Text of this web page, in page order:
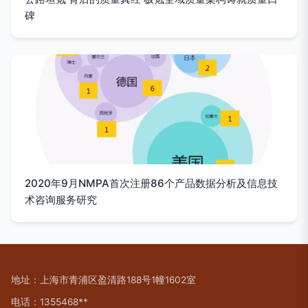
碑
2020年9月NMPA首次注册86个产品数据分析及信息技
术咨询服务研究
地址：上海市青浦区盈清路188号1幢1602室
电话：1355468**